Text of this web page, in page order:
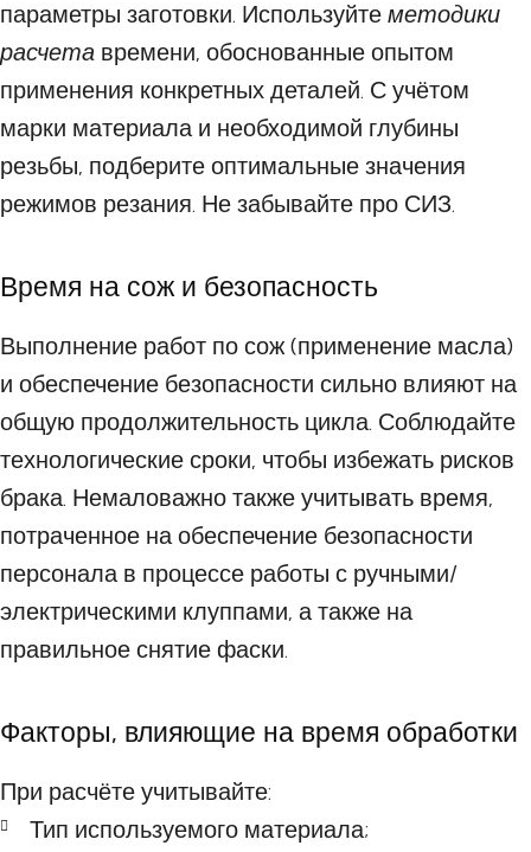
параметры заготовки. Используйте методики
расчета времени, обоснованные опытом
применения конкретных деталей. С учётом
марки материала и необходимой глубины
резьбы, подберите оптимальные значения
режимов резания. Не забывайте про СИЗ.
Время на сож и безопасность
Выполнение работ по сож (применение масла)
и обеспечение безопасности сильно влияют на
общую продолжительность цикла. Соблюдайте
технологические сроки, чтобы избежать рисков
брака. Немаловажно также учитывать время,
потраченное на обеспечение безопасности
персонала в процессе работы с ручными/
электрическими клуппами, а также на
правильное снятие фаски.
Факторы, влияющие на время обработки
При расчёте учитывайте:
Тип используемого материала;